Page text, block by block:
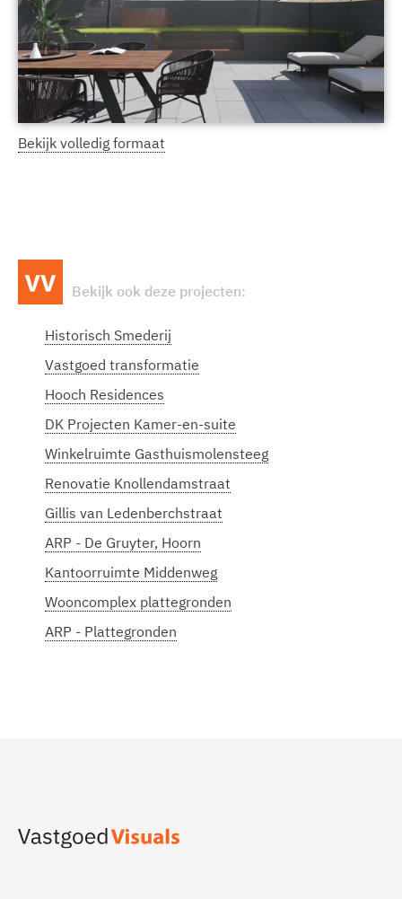
Bekijk volledig formaat
Bekijk ook deze projecten:
Historisch Smederij
Vastgoed transformatie
Hooch Residences
DK Projecten Kamer-en-suite
Winkelruimte Gasthuismolensteeg
Renovatie Knollendamstraat
Gillis van Ledenberchstraat
ARP - De Gruyter, Hoorn
Kantoorruimte Middenweg
Wooncomplex plattegronden
ARP - Plattegronden